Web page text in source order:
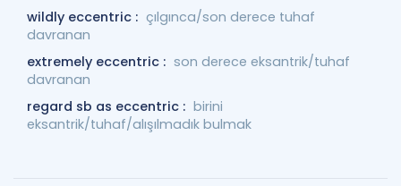
wildly eccentric : çılgınca/son derece tuhaf
davranan
extremely eccentric : son derece eksantrik/tuhaf
davranan
regard sb as eccentric : birini
eksantrik/tuhaf/alışılmadık bulmak